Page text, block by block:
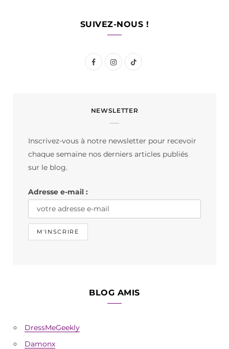
SUIVEZ-NOUS !
F
e
I
t
m
T
T
NEWSLETTER
Inscrivez-vous à notre newsletter pour recevoir
chaque semaine nos derniers articles publiés
sur le blog.
Adresse e-mail :
BLOG AMIS
DressMeGeekly
Damonx